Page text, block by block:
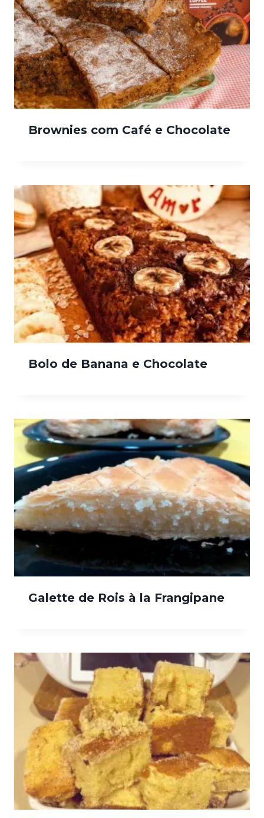
Brownies com Café e Chocolate
Bolo de Banana e Chocolate
Galette de Rois à la Frangipane